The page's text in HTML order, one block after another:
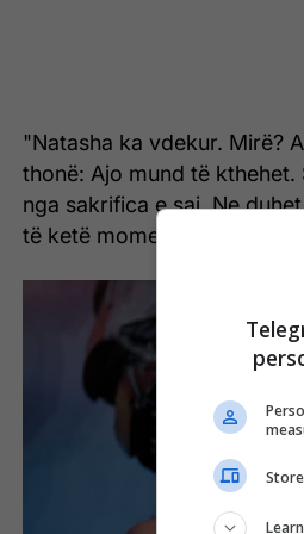
"Natasha ka vdekur. Mirë?
thonë: Ajo mund të
nga sakrifica e saj. Ne
të ketë momentin e saj